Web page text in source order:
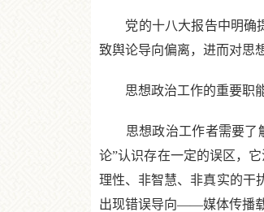
党的十八大报告中明确提
致舆论导向偏离，进而对思
思想政治工作的重要职能
思想政治工作者需要了解
论”认识存在一定的误区，
理性、非智慧、非真实的干
出现错误导向——媒体传播